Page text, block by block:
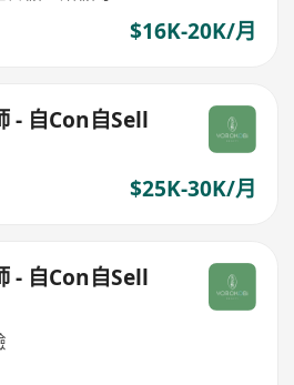
$16K-20K/月
- 自Con自Sell
$25K-30K/月
- 自Con自Sell